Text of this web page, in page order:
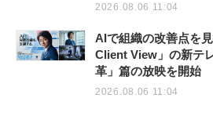
2026.08.06 11:04
AIで組織の改善点を
Client View」の新テ
革」篇の放映を開始
2026.08.06 11:04